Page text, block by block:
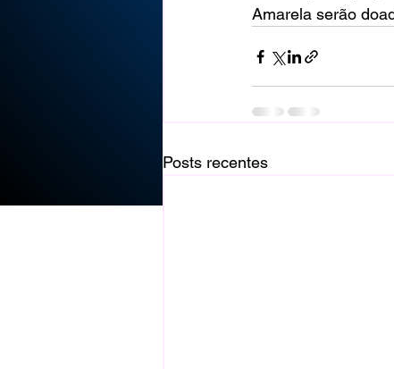
Amarela serão
Posts recentes